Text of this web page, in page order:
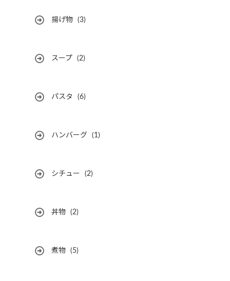
揚げ物 (3)
スープ (2)
パスタ (6)
ハンバーグ (1)
シチュー (2)
丼物 (2)
煮物 (5)